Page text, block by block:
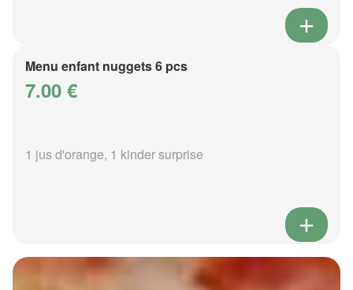
Menu enfant nuggets 6 pcs
7.00 €
1 jus d'orange, 1 kinder surprise